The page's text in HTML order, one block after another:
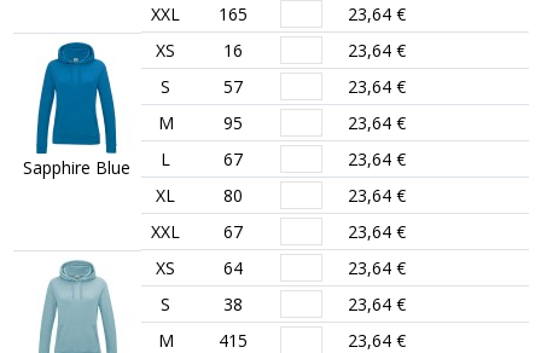
XXL
165 23,64 €
Sapphire Blue
XS 16
23,64 €
S
57
23,64 €
M
95
23,64 €
L
67
23,64 €
XL
80
23,64 €
XXL
67 23,64 €
XS 64
23,64 €
S
38
23,64 €
M
415
23,64 €